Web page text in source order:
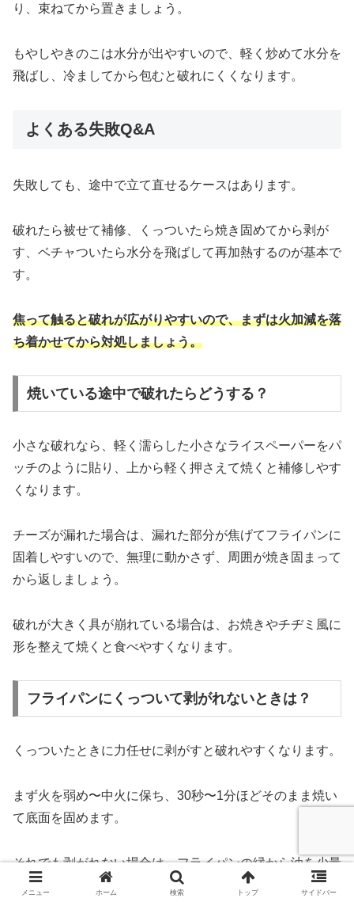
り、束ねてから置きましょう。
もやしやきのこは水分が出やすいので、軽く炒めて水分を
飛ばし、冷ましてから包むと破れにくくなります。
よくある失敗Q&A
失敗しても、途中で立て直せるケースはあります。
破れたら被せて補修、くっついたら焼き固めてから剥が
す、ベチャついたら水分を飛ばして再加熱するのが基本で
す。
焦って触ると破れが広がりやすいので、まずは火加減を落
ち着かせてから対処しましょう。
焼いている途中で破れたらどうする？
小さな破れなら、軽く濡らした小さなライスペーパーをパ
ッチのように貼り、上から軽く押さえて焼くと補修しやす
くなります。
チーズが漏れた場合は、漏れた部分が焦げてフライパンに
固着しやすいので、無理に動かさず、周囲が焼き固まって
から返しましょう。
破れが大きく具が崩れている場合は、お焼きやチヂミ風に
形を整えて焼くと食べやすくなります。
フライパンにくっついて剥がれないときは？
くっついたときに力任せに剥がすと破れやすくなります。
まず火を弱め〜中火に保ち、30秒〜1分ほどそのまま焼い
て底面を固めます。
それでも剥がれない場合は、フライパンの縁から油を少量
足し、フライ返しで油を差し込むようにして剥がします。
メニュー ホーム 検索 トップ サイドバー